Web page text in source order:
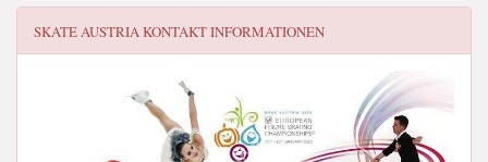
SKATE AUSTRIAKONTAKT INFORMATIONEN